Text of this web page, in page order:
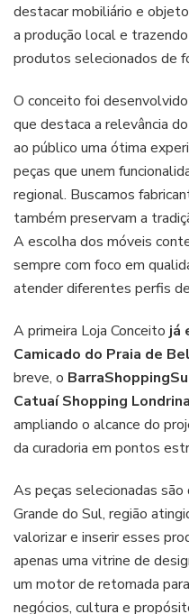
destacar mobiliário e
a produção local e
produtos selecionados de
O conceito foi
que destaca a relevância
ao público uma ótima
peças que unem
regional. Buscamos
também preservam a
A escolha dos móveis
sempre com foco em
atender diferentes perfis
A primeira Loja Conceito já
Camicado do Praia de
breve, o
Catuaí Shopping Londrina
ampliando o alcance do
da curadoria em pontos
As peças selecionadas
Grande do Sul, região
valorizar e inserir esses
apenas uma vitrine de
um motor de retomada
negócios, cultura e